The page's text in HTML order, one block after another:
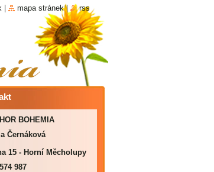
BOHEMIA
Černáková
15 - Horní Měcholupy
987
mapa stránek | rss